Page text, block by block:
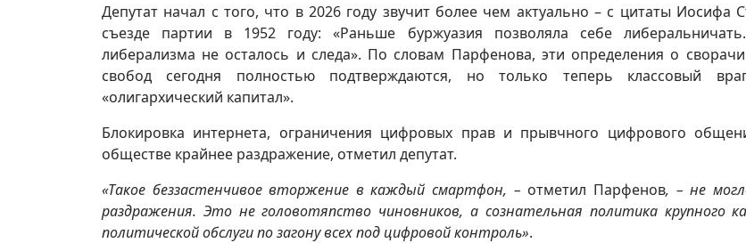
Депутат начал с того, что в 2026 году звучит более чем актуально – с цитаты Иосифа
съезде партии в 1952 году: «Раньше буржуазия позволяла себе
либерализма не осталось и следа». По словам Парфенова, эти определения о
свобод сегодня полностью подтверждаются, но только теперь классовый
«олигархический капитал».
Блокировка интернета, ограничения цифровых прав и прывчного цифрового
обществе крайнее раздражение, отметил депутат.
«Такое беззастенчивое вторжение в каждый смартфон, – отметил Парфенов, – не
раздражения. Это не головотяпство чиновников, а сознательная политика крупного
политической обслуги по загону всех под цифровой контроль».